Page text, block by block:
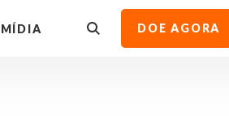
MÍDIA DOE AGORA